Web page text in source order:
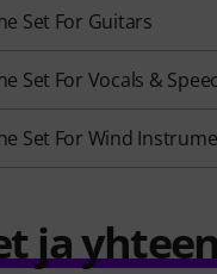
Set For Guitars
Set For Vocals &
Set For Wind
ja